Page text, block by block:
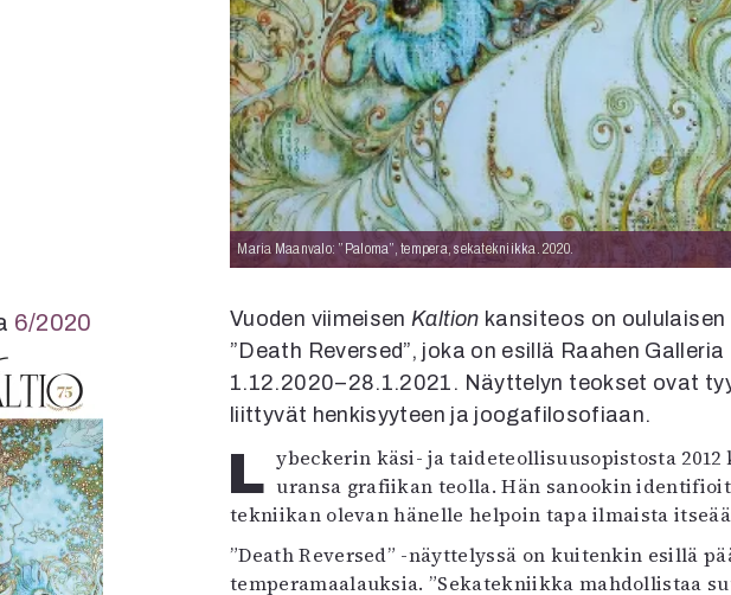
Maria Maanvalo: ”Paloma”, tempera, sekatekniikka. 2020.
Vuoden viimeisenKaltion kansiteos on
”Death Reversed”, joka on esillä Raahen
1.12.2020–28.1.2021. Näyttelyn teokset ovat
liittyvät henkisyyteen ja joogafilosofiaan.
Lybeckerin käsi- ja taideteollisuusopistosta 2012 kuva-artesaaniksi valmistunut Maanvalo aloitti uransa grafiikan teolla. Hän sanookin
tekniikan olevan hänelle helpoin tapa ilmaista
”Death Reversed” -näyttelyssä on kuitenkin esillä
temperamaalauksia. ”Sekatekniikka mahdollistaa
6/2020